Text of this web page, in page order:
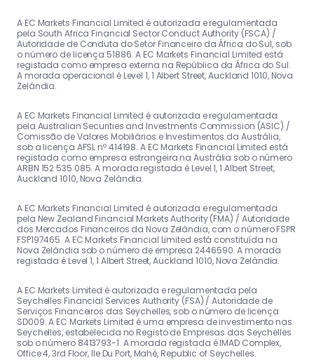
A EC Markets Financial Limited é autorizada e regulamentada
pela South Africa Financial Sector Conduct Authority (FSCA) /
Autoridade de Conduta do Setor Financeiro da África do Sul, sob
o número de licença 51886. A EC Markets Financial Limited está
registada como empresa externa na República da África do Sul.
A morada operacional é Level 1, 1 Albert Street, Auckland 1010, Nova
Zelândia.
A EC Markets Financial Limited é autorizada e regulamentada
pela Australian Securities and Investments Commission (ASIC) /
Comissão de Valores Mobiliários e Investimentos da Austrália,
sob a licença AFSL nº 414198. A EC Markets Financial Limited está
registada como empresa estrangeira na Austrália sob o número
ARBN 152 535 085. A morada registada é Level 1, 1 Albert Street,
Auckland 1010, Nova Zelândia.
A EC Markets Financial Limited é autorizada e regulamentada
pela New Zealand Financial Markets Authority (FMA) / Autoridade
dos Mercados Financeiros da Nova Zelândia, com o número FSPR
FSP197465. A EC Markets Financial Limited está constituída na
Nova Zelândia sob o número de empresa 2446590. A morada
registada é Level 1, 1 Albert Street, Auckland 1010, Nova Zelândia.
A EC Markets Limited é autorizada e regulamentada pela
Seychelles Financial Services Authority (FSA) / Autoridade de
Serviços Financeiros das Seychelles, sob o número de licença
SD009. A EC Markets Limited é uma empresa de investimento nas
Seychelles, estabelecida no Registo de Empresas das Seychelles
sob o número 8413793-1. A morada registada é IMAD Complex,
Office 4, 3rd Floor, Ile Du Port, Mahé, Republic of Seychelles.